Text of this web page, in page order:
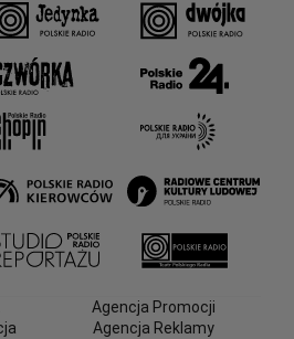
Agencja Promocji
Agencja Reklamy